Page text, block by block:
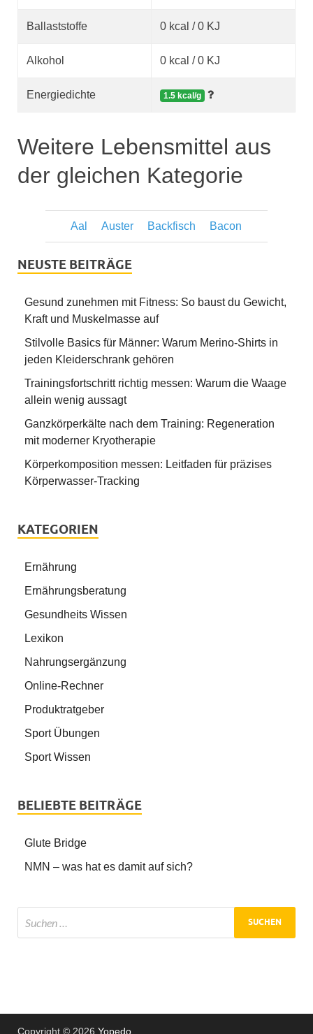
Ballaststoffe 0 kcal / 0 KJ
Alkohol 0 kcal / 0 KJ
Energiedichte 1.5 kcal/g
Weitere Lebensmittel aus
der gleichen Kategorie
Aal Auster Backfisch Bacon
NEUSTE BEITRÄGE
Gesund zunehmen mit Fitness: So baust du Gewicht,
Kraft und Muskelmasse auf
Stilvolle Basics für Männer: Warum Merino-Shirts in
jeden Kleiderschrank gehören
Trainingsfortschritt richtig messen: Warum die Waage
allein wenig aussagt
Ganzkörperkälte nach dem Training: Regeneration
mit moderner Kryotherapie
Körperkomposition messen: Leitfaden für präzises
Körperwasser-Tracking
KATEGORIEN
Ernährung
Ernährungsberatung
Gesundheits Wissen
Lexikon
Nahrungsergänzung
Online-Rechner
Produktratgeber
Sport Übungen
Sport Wissen
BELIEBTE BEITRÄGE
Glute Bridge
NMN – was hat es damit auf sich?
Copyright © 2026 Yopedo